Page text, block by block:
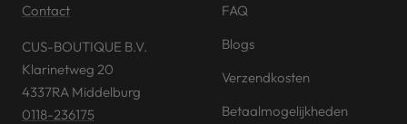
Contact
CUS-BOUTIQUE B.V.
Klarinetweg 20
4337RA Middelburg
0118-236175
FAQ
Blogs
Verzendkosten
Betaalmogelijkheden